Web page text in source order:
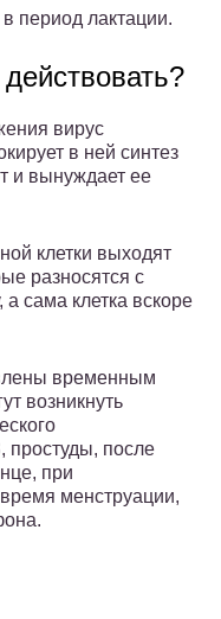
период лактации.
вирус
в ней синтез
и вынуждает ее
клетки выходят
разносятся с
сама клетка вскоре
временным
возникнуть
после
при
менструации,